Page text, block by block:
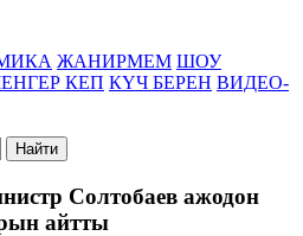
ЖАНИРМЕМ ШОУ
КЕП КҮЧ БЕРЕН ВИДЕО-
Найти
Солтобаев ажодон
айтты